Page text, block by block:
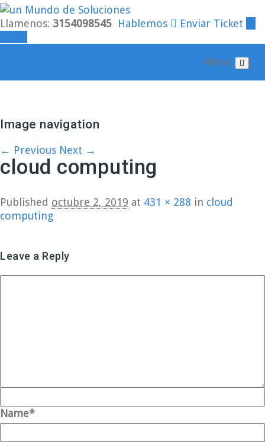
Llamenos: 3154098545 Hablemos
Enviar Ticket
Menu
Image navigation
← Previous Next →
cloud computing
Published octubre 2, 2019 at 431 × 288 in cloud
computing
Leave a Reply
Name*